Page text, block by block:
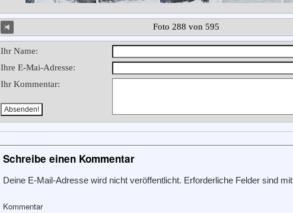
Foto 288 von 595
Ihr Name:
Ihre E-Mai-Adresse:
Ihr Kommentar:
Schreibe einen Kommentar
Deine E-Mail-Adresse wird nicht veröffentlicht. Erforderliche Felder sind mit
Kommentar